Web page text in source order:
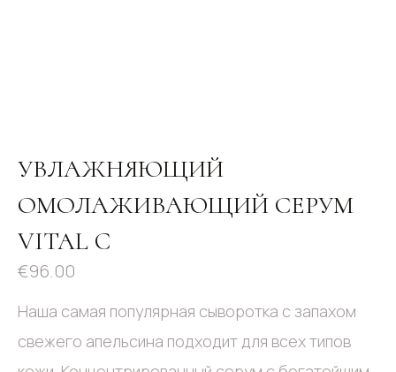
УВЛАЖНЯЮЩИЙ
ОМОЛАЖИВАЮЩИЙ СЕРУМ
VITAL C
€96.00
Наша самая популярная сыворотка с запахом
свежего апельсина подходит для всех типов